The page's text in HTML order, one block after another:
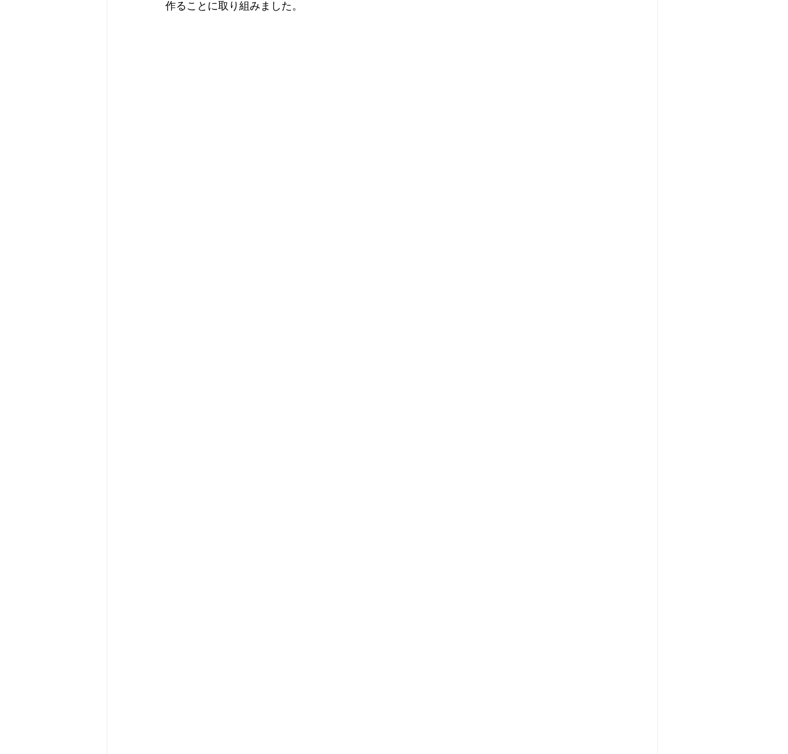
作ることに取り組みました。